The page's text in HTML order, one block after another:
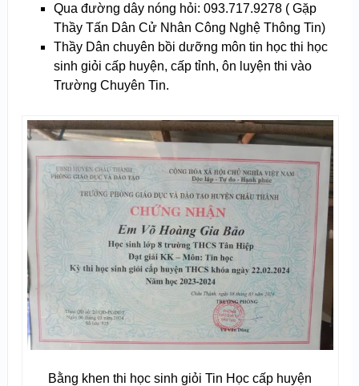
Qua đường dây nóng hỏi: 093.717.9278 ( Gặp
Thầy Tấn Dân Cử Nhân Công Nghệ Thông Tin)
Thầy Dân chuyên bồi dưỡng môn tin học thi học
sinh giỏi cấp huyện, cấp tỉnh, ôn luyện thi vào
Trường Chuyên Tin.
Bằng khen thi học sinh giỏi Tin Học cấp huyện